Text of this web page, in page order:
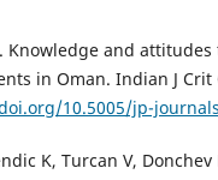
Knowledge and
in Oman. Indian J Crit
10.5005/jp-
K, Turcan V,